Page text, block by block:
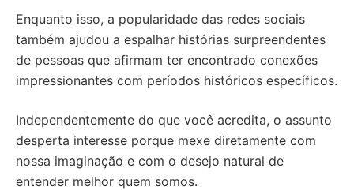
Enquanto isso, a popularidade das redes sociais
também ajudou a espalhar histórias surpreendentes
de pessoas que afirmam ter encontrado conexões
impressionantes com períodos históricos específicos.
Independentemente do que você acredita, o assunto
desperta interesse porque mexe diretamente com
nossa imaginação e com o desejo natural de
entender melhor quem somos.